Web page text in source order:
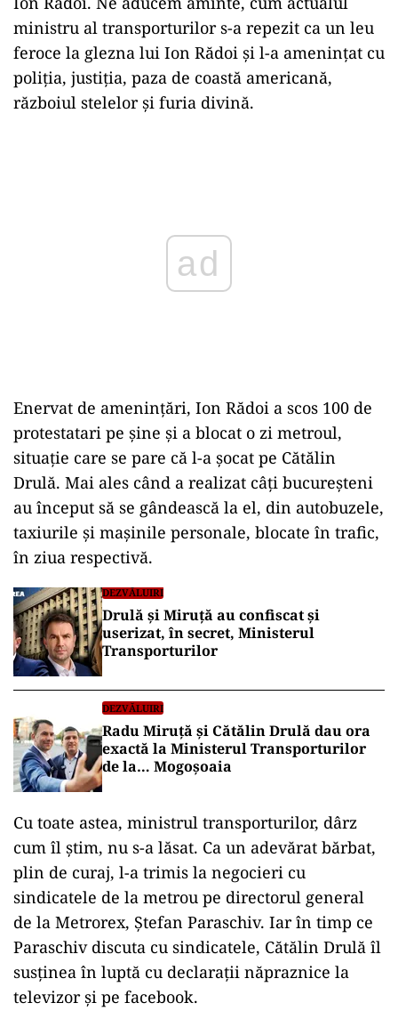
ministru al transporturilor s-a repezit ca un leu
feroce la glezna lui Ion Rădoi și l-a amenințat cu
poliția, justiția, paza de coastă americană,
războiul stelelor și furia divină.
ad
Enervat de amenințări, Ion Rădoi a scos 100 de
protestatari pe șine și a blocat o zi metroul,
situație care se pare că l-a șocat pe Cătălin
Drulă. Mai ales când a realizat câți bucureșteni
au început să se gândească la el, din autobuzele,
taxiurile și mașinile personale, blocate în trafic,
în ziua respectivă.
DEZVĂLUIRI
Drulă și Miruță au confiscat și
userizat, în secret, Ministerul
Transporturilor
DEZVĂLUIRI
Radu Miruță și Cătălin Drulă dau ora
exactă la Ministerul Transporturilor
de la… Mogoșoaia
Cu toate astea, ministrul transporturilor, dârz
cum îl știm, nu s-a lăsat. Ca un adevărat bărbat,
plin de curaj, l-a trimis la negocieri cu
sindicatele de la metrou pe directorul general
de la Metrorex, Ștefan Paraschiv. Iar în timp ce
Paraschiv discuta cu sindicatele, Cătălin Drulă îl
susținea în luptă cu declarații năpraznice la
televizor și pe facebook.